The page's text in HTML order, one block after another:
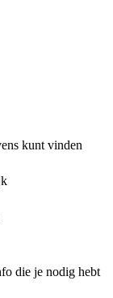
kunt vinden
die je nodig hebt